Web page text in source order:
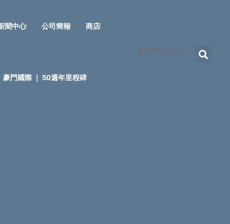
聞中心 公司簡報 商店
豪門國際 ｜ 50週年里程碑